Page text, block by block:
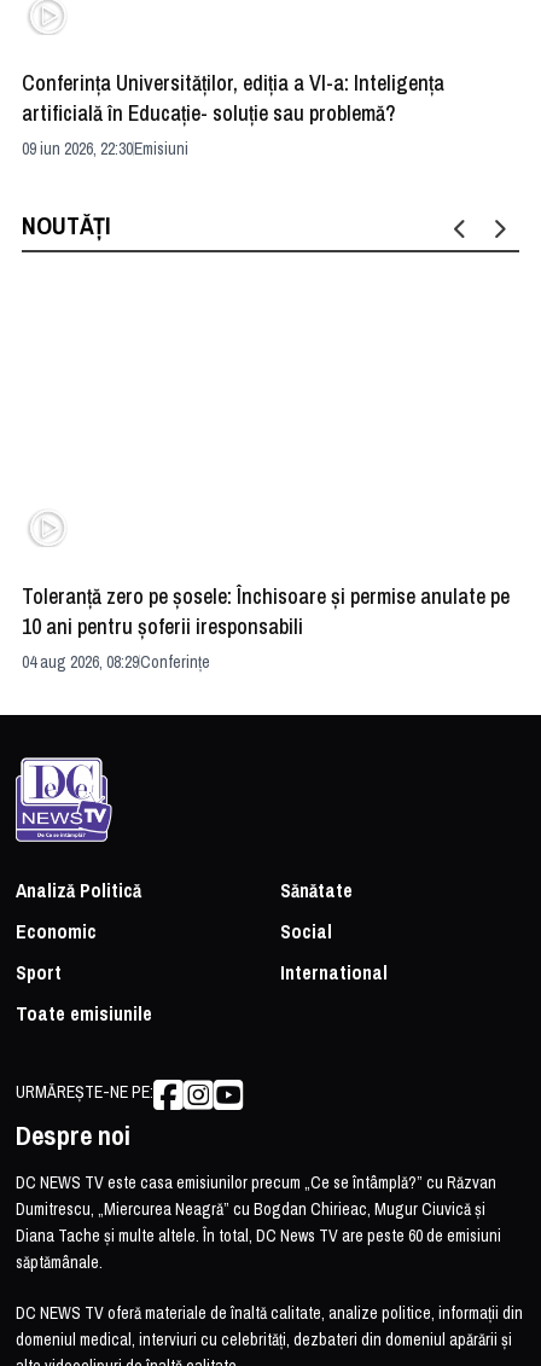
Conferința Universităților, ediția a VI-a: Inteligența
artificială în Educație- soluție sau problemă?
09 iun 2026, 22:30Emisiuni
NOUTĂȚI
Toleranță zero pe șosele: Închisoare și permise anulate pe
10 ani pentru șoferii iresponsabili
04 aug 2026, 08:29Conferințe
Analiză Politică
Sănătate
Economic
Social
Sport
International
Toate emisiunile
URMĂREȘTE-NE PE:
Despre noi
DC NEWS TV este casa emisiunilor precum „Ce se întâmplă?” cu Răzvan
Dumitrescu, „Miercurea Neagră” cu Bogdan Chirieac, Mugur Ciuvică și
Diana Tache și multe altele. În total, DC News TV are peste 60 de emisiuni
săptămânale.
DC NEWS TV oferă materiale de înaltă calitate, analize politice, informații din
domeniul medical, interviuri cu celebrități, dezbateri din domeniul apărării și